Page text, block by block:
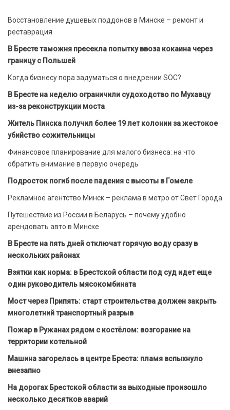
Восстановление душевых поддонов в Минске – ремонт и
реставрация
В Бресте таможня пресекла попытку ввоза кокаина через
границу с Польшей
Когда бизнесу пора задуматься о внедрении SOC?
В Бресте на неделю ограничили судоходство по Мухавцу
из-за реконструкции моста
Житель Пинска получил более 19 лет колонии за жестокое
убийство сожительницы
Финансовое планирование для малого бизнеса: на что
обратить внимание в первую очередь
Подросток погиб после падения с высоты в Гомеле
Рекламное агентство Минск – реклама в метро от Свет Города
Путешествие из России в Беларусь – почему удобно
арендовать авто в Минске
В Бресте на пять дней отключат горячую воду сразу в
нескольких районах
Взятки как норма: в Брестской области под суд идет еще
один руководитель мясокомбината
Мост через Припять: старт строительства должен закрыть
многолетний транспортный разрыв
Пожар в Ружанах рядом с костёлом: возгорание на
территории котельной
Машина загорелась в центре Бреста: пламя вспыхнуло
внезапно
На дорогах Брестской области за выходные произошло
несколько десятков аварий